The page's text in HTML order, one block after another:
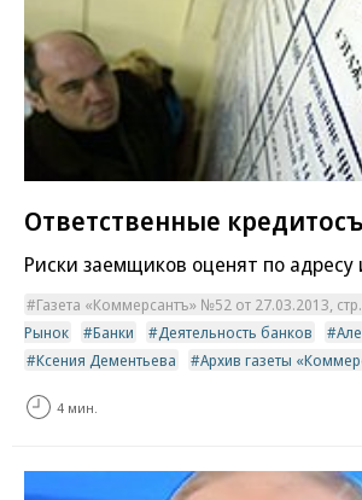
Ответственные
Риски заемщиков оценят по адресу
Газета «Коммерсантъ» №52 от 27.03.2013, стр.
Рынок
Банки Деятельность банков
Ксения Дементьева
Архив газеты
4 мин.